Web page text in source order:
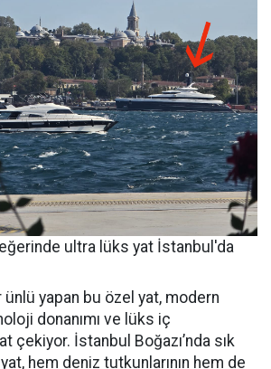
ultra lüks yat İstanbul'da
ünlü yapan bu özel yat, modern
donanımı ve lüks iç
çekiyor. İstanbul Boğazı’nda sık
hem deniz tutkunlarının hem de